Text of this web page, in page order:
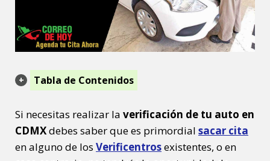
Tabla de Contenidos
Si necesitas realizar la verificación de tu auto en
CDMXdebes saber que es primordial sacar cita
en alguno de los Verificentrosexistentes, o en